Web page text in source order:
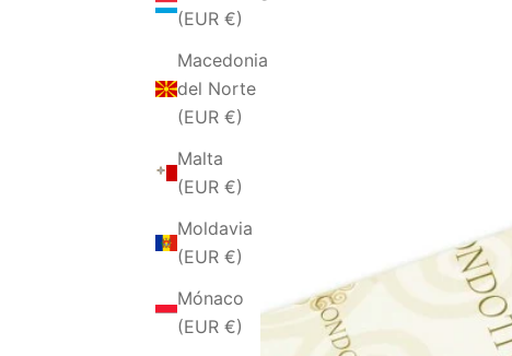
(EUR €)
Macedonia
del Norte
(EUR €)
Malta
(EUR €)
Moldavia
(EUR €)
Mónaco
(EUR €)